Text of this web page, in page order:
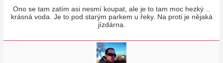
Ono se tam zatím asi nesmí koupat, ale je to tam moc hezký…
krásná voda. Je to pod starým parkem u řeky. Na proti je nějaká
jízdárna.